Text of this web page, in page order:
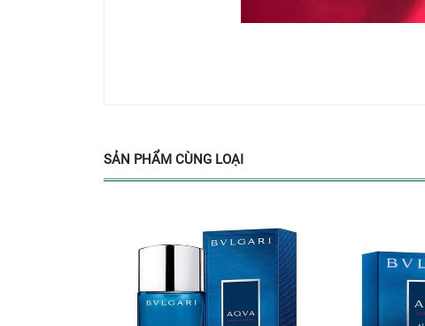
SẢN PHẨM CÙNG LOẠI